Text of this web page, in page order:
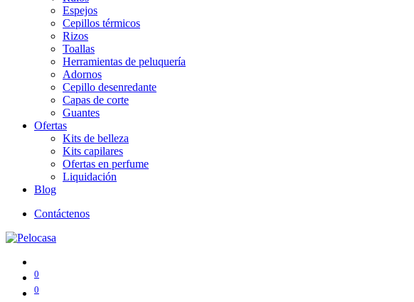
Espejos
Cepillos térmicos
Rizos
Toallas
Herramientas de peluquería
Adornos
Cepillo desenredante
Capas de corte
Guantes
Ofertas
Kits de belleza
Kits capilares
Ofertas en perfume
Liquidación
Blog
Contáctenos
0
0